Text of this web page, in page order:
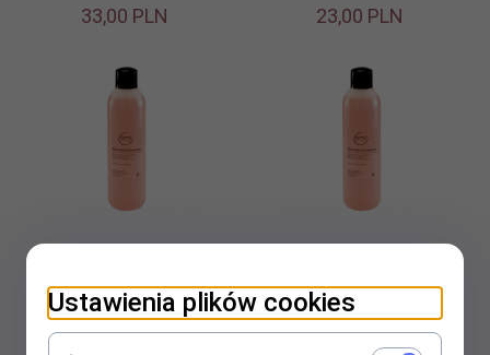
33,00 PLN 23,00 PLN
15,00PLN 27,00PLN
Ustawienia plików cookies